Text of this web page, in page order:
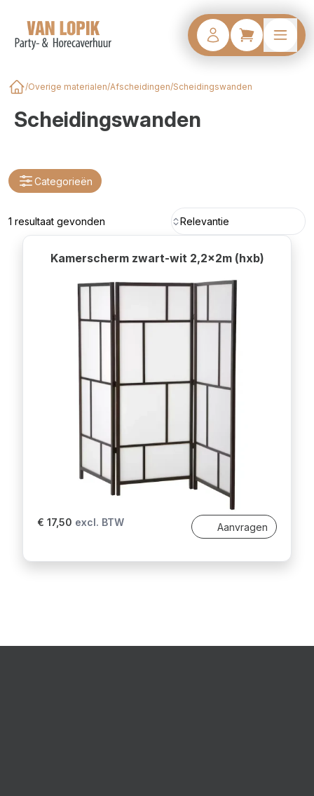
/Overige materialen/Afscheidingen/Scheidingswanden
Scheidingswanden
Categorieën
1 resultaat gevonden Relevantie
Kamerscherm zwart-wit 2,2x2m (hxb)
€ 17,50 excl. BTW Aanvragen